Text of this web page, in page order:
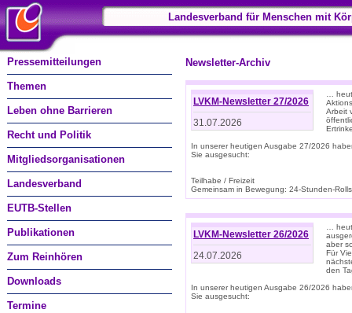
Landesverband für Menschen mit
Pressemitteilungen
Themen
Leben ohne Barrieren
Recht und Politik
Mitgliedsorganisationen
Landesverband
EUTB-Stellen
Publikationen
Zum Reinhören
Downloads
Termine
Newsletter-Archiv
LVKM-Newsletter 27/2026
31.07.2026
…
Arbeit
In unserer heutigen Ausgabe 27/2026
Sie ausgesucht:
Teilhabe / Freizeit
Gemeinsam in Bewegung: 24-Stunden-
LVKM-Newsletter 26/2026
24.07.2026
…
aber
Für
den
In unserer heutigen Ausgabe 26/2026
Sie ausgesucht: